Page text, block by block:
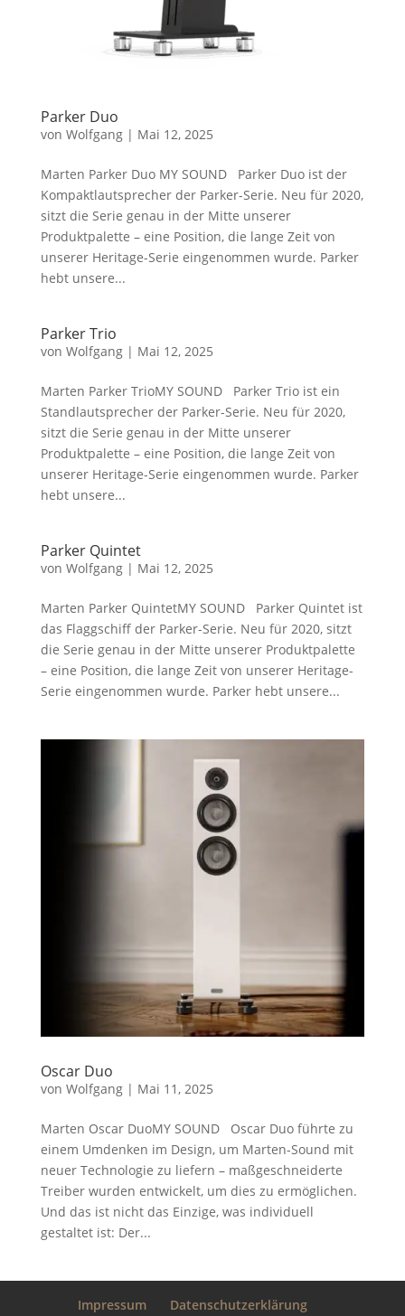
Parker Duo
von Wolfgang| Mai 12, 2025
Marten Parker Duo MY SOUND Parker Duo ist der
Kompaktlautsprecher der Parker-Serie. Neu für 2020,
sitzt die Serie genau in der Mitte unserer
Produktpalette – eine Position, die lange Zeit von
unserer Heritage-Serie eingenommen wurde. Parker
hebt unsere...
Parker Trio
von Wolfgang| Mai 12, 2025
Marten Parker TrioMY SOUND Parker Trio ist ein
Standlautsprecher der Parker-Serie. Neu für 2020,
sitzt die Serie genau in der Mitte unserer
Produktpalette – eine Position, die lange Zeit von
unserer Heritage-Serie eingenommen wurde. Parker
hebt unsere...
Parker Quintet
von Wolfgang| Mai 12, 2025
Marten Parker QuintetMY SOUND Parker Quintet ist
das Flaggschiff der Parker-Serie. Neu für 2020, sitzt
die Serie genau in der Mitte unserer Produktpalette
– eine Position, die lange Zeit von unserer Heritage-
Serie eingenommen wurde. Parker hebt unsere...
Oscar Duo
von Wolfgang| Mai 11, 2025
Marten Oscar DuoMY SOUND Oscar Duo führte zu
einem Umdenken im Design, um Marten-Sound mit
neuer Technologie zu liefern – maßgeschneiderte
Treiber wurden entwickelt, um dies zu ermöglichen.
Und das ist nicht das Einzige, was individuell
gestaltet ist: Der...
Impressum Datenschutzerklärung